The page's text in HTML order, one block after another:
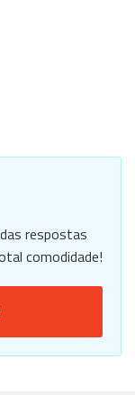
respostas
comodidade!